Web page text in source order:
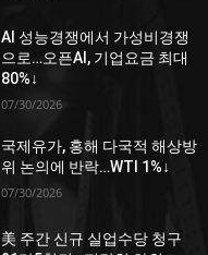
AI 성능경쟁에서 가성비경쟁
으로…오픈AI, 기업요금 최대
80%↓
07/30/2026
국제유가, 홍해 다국적 해상방
위 논의에 반락…WTI 1%↓
07/30/2026
美 주간 신규 실업수당 청구